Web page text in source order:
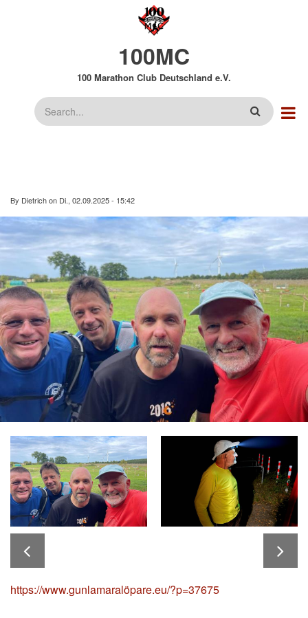
100MC
100 Marathon Club Deutschland e.V.
Suche
By Dietrichon Di., 02.09.2025 - 15:42
https://www.gunlamaralöpare.eu/?p=37675